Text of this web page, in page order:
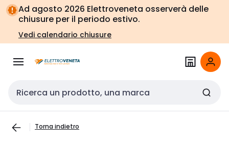
Vai alla
navigazione
Vai
alla
pagina
Ad agosto 2026 Elettroveneta osserverà delle
chiusure per il periodo estivo.
Vedi calendario chiusure
Cerca input
Torna indietro